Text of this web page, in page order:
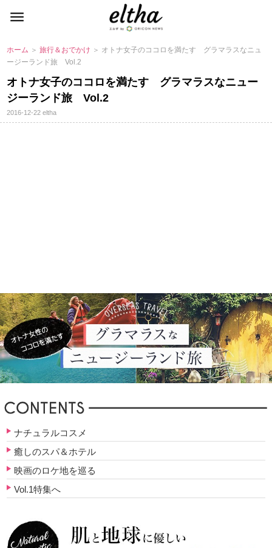
ホーム ＞旅行＆おでかけ ＞ オトナ女子のココロを満たす グラマラスなニュ
ージーランド旅 Vol.2
オトナ女子のココロを満たす グラマラスなニュー
ジーランド旅 Vol.2
2016-12-22eltha
ナチュラルコスメ
癒しのスパ＆ホテル
映画のロケ地を巡る
Vol.1特集へ